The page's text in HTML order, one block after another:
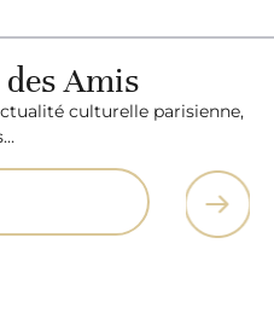
des Amis
culturelle parisienne,